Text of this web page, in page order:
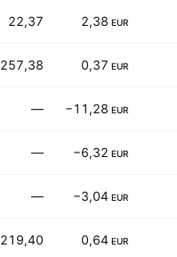
22,37 2,38 EUR
257,38 0,37 EUR
— −11,28 EUR
— −6,32 EUR
— −3,04 EUR
219,40 0,64 EUR